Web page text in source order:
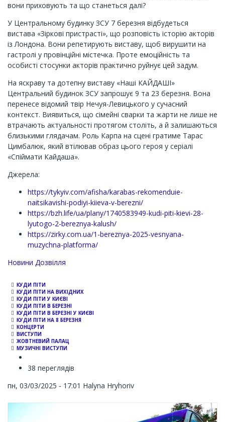
вони приховують та що станеться далі?
У Центральному будинку ЗСУ 7 березня відбудеться
вистава «Зіркові пристрасті», що розповість історію акторів
із Лондона. Вони репетирують виставу, щоб вирушити на
гастролі у провінційні містечка. Проте емоційність та
особисті стосунки акторів практично руйнує цей задум.
На яскраву та дотепну виставу «Наші КАЙДАШІ»
Центральний будинок ЗСУ запрошує 9 та 23 березня. Вона
перенесе відомий твір Нечуя-Левицького у сучасний
контекст. Виявиться, що сімейні сварки та жарти не лише не
втрачають актуальності протягом століть, а й залишаються
близькими глядачам. Роль Карпа на сцені гратиме Тарас
Цимбалюк, який втілював образ цього героя у серіалі
«Спіймати Кайдаша».
Джерела:
https://tykyiv.com/afisha/karabas-rekomenduie-
naitsikavishi-podiyi-kiieva-v-berezni/
https://bzh.life/ua/plany/1740583949-kudi-piti-kievi-28-
lyutogo-2-bereznya-kalush/
https://zirky.com.ua/1-bereznya-2025-vesnyana-
muzychna-platforma/
Channel
Новини Дозвілля
КУДИ ПІТИ
КУДИ ПІТИ НА ВИХІДНИХ
КУДИ ПІТИ У КИЄВІ
КУДИ ПІТИ В БЕРЕЗНІ
КУДИ ПІТИ В БЕРЕЗНІ У КИЄВІ
КУДИ ПІТИ НА 8 БЕРЕЗНЯ
КОНЦЕРТИ
ВИСТУПИ
ЖОВТНЕВИЙ ПАЛАЦ
МУЗИЧНІ ВИСТУПИ
38 переглядів
пн, 03/03/2025 - 17:01 Halyna Hryhoriv